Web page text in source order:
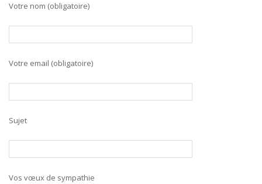
Votre nom (obligatoire)
Votre email (obligatoire)
Sujet
Vos vœux de sympathie